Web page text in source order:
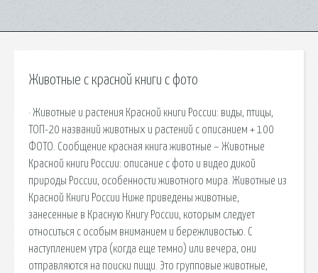
Животные с красной книги с фото
· Животные и растения Красной книги России: виды, птицы,
ТОП-20 названий животных и растений с описанием + 100
ФОТО. Сообщение красная книга животные – Животные
Красной книги России: описание с фото и видео дикой
природы России, особенности животного мира. Животные из
Красной Книги России Ниже приведены животные,
занесенные в Красную Книгу России, которым следует
относиться с особым вниманием и бережливостью. С
наступлением утра (когда еще темно) или вечера, они
отправляются на поиски пищи. Это групповые животные,